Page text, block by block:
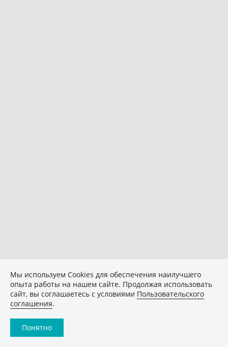
Мы используем Сookies для обеспечения наилучшего
опыта работы на нашем сайте. Продолжая использовать
сайт, вы соглашаетесь с условиями Пользовательского
соглашения.
Понятно